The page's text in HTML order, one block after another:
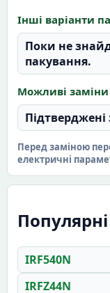
Інші варіанти
Поки не
пакування.
Можливі заміни
Перед заміною
електричні
IRF540N
IRFZ44N